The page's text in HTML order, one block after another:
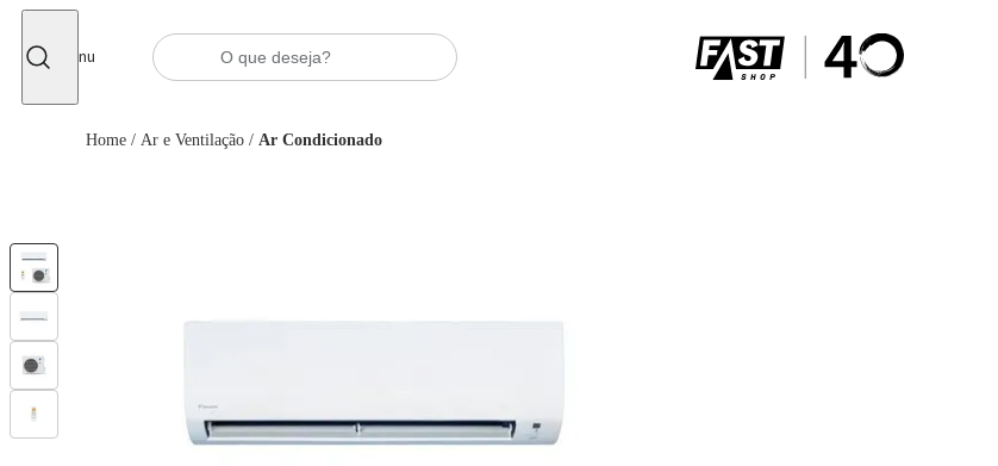
Menu
Home / Ar e Ventilação / Ar Condicionado